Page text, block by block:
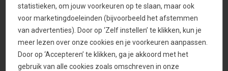
statistieken, om jouw voorkeuren op te slaan, maar ook
voor marketingdoeleinden (bijvoorbeeld het afstemmen
van advertenties). Door op ‘Zelf instellen’ te klikken, kun je
meer lezen over onze cookies en je voorkeuren aanpassen.
Door op ‘Accepteren’ te klikken, ga je akkoord met het
gebruik van alle cookies zoals omschreven in onze